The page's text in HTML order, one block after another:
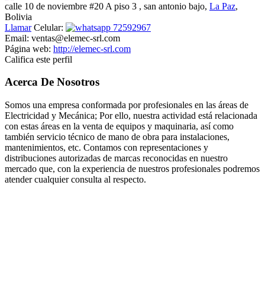
calle 10 de noviembre #20 A piso 3 , san antonio bajo, La Paz,
Bolivia
Llamar Celular:
72592967
Email: ventas@elemec-srl.com
Página web: http://elemec-srl.com
Califica este perfil
Acerca De Nosotros
Somos una empresa conformada por profesionales en las áreas de
Electricidad y Mecánica; Por ello, nuestra actividad está relacionada
con estas áreas en la venta de equipos y maquinaria, así como
también servicio técnico de mano de obra para instalaciones,
mantenimientos, etc. Contamos con representaciones y
distribuciones autorizadas de marcas reconocidas en nuestro
mercado que, con la experiencia de nuestros profesionales podremos
atender cualquier consulta al respecto.